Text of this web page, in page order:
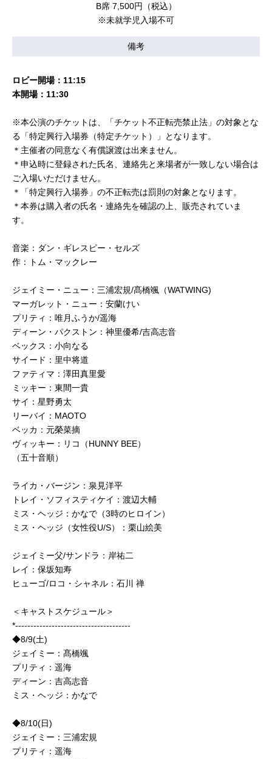
B席 7,500円（税込）
※未就学児入場不可
備考
ロビー開場：11:15
本開場：11:30
※本公演のチケットは、「チケット不正転売禁止法」の対象とな
る「特定興行入場券（特定チケット）」となります。
＊主催者の同意なく有償譲渡は出来ません。
＊申込時に登録された氏名、連絡先と来場者が一致しない場合は
ご入場いただけません。
＊「特定興行入場券」の不正転売は罰則の対象となります。
＊本券は購入者の氏名・連絡先を確認の上、販売されていま
す。
音楽：ダン・ギレスピー・セルズ
作：トム・マックレー
ジェイミー・ニュー：三浦宏規/髙橋颯（WATWING)
マーガレット・ニュー：安蘭けい
プリティ：唯月ふうか/遥海
ディーン・パクストン：神里優希/吉高志音
ベックス：小向なる
サイード：里中将道
ファティマ：澤田真里愛
ミッキー：東間一貴
サイ：星野勇太
リーバイ：MAOTO
ベッカ：元榮菜摘
ヴィッキー：リコ（HUNNY BEE）
（五十音順）
ライカ・バージン：泉見洋平
トレイ・ソフィスティケイ：渡辺大輔
ミス・ヘッジ：かなで（3時のヒロイン）
ミス・ヘッジ（女性役U/S）：栗山絵美
ジェイミー父/サンドラ：岸祐二
レイ：保坂知寿
ヒューゴ/ロコ・シャネル：石川 禅
＜キャストスケジュール＞
*--------------------------------------
◆8/9(土)
ジェイミー：髙橋颯
プリティ：遥海
ディーン：吉高志音
ミス・ヘッジ：かなで
◆8/10(日)
ジェイミー：三浦宏規
プリティ：遥海